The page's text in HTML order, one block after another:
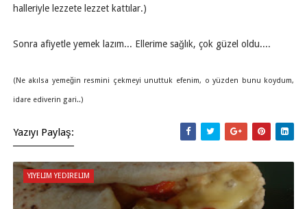
halleriyle lezzete lezzet kattılar.)
Sonra afiyetle yemek lazım... Ellerime sağlık, çok güzel oldu....
(Ne akılsa yemeğin resmini çekmeyi unuttuk efenim, o yüzden bunu koydum,
idare ediverin gari..)
Yazıyı Paylaş:
YIYELIM YEDIRELIM